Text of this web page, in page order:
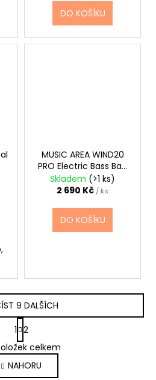
DO KOŠÍKU
MUSIC AREA WIND20
PRO Electric Bass Bag
Black
Skladem (>1 ks)
2 690 Kč / ks
DO KOŠÍKU
O
v
l
9 DALŠÍCH
S
t
r
á
n
1 2
celkem
NAHORU